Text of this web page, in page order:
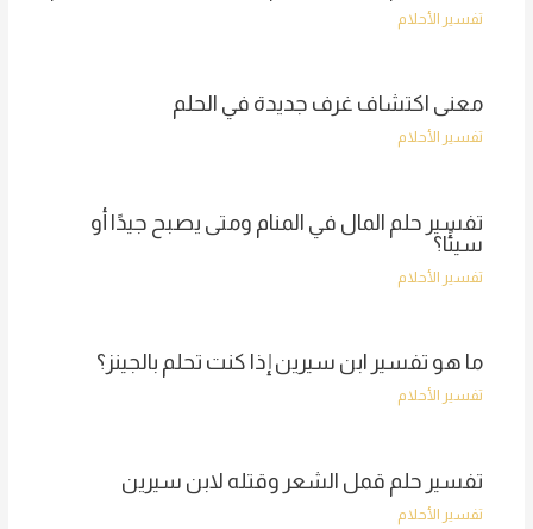
تفسير الأحلام
معنى اكتشاف غرف جديدة في الحلم
تفسير الأحلام
تفسير حلم المال في المنام ومتى يصبح جيدًا أو
سيئًا؟
تفسير الأحلام
ما هو تفسير ابن سيرين إذا كنت تحلم بالجينز؟
تفسير الأحلام
تفسير حلم قمل الشعر وقتله لابن سيرين
تفسير الأحلام